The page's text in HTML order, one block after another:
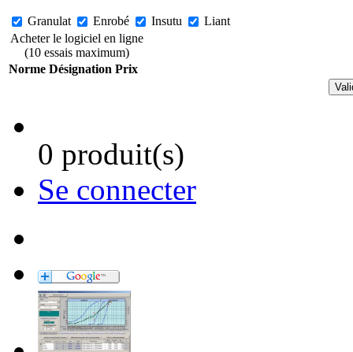
Granulat Enrobé Insutu
Liant
Acheter le logiciel en ligne
(10 essais maximum)
Norme Désignation Prix
0 produit(s)
Se connecter